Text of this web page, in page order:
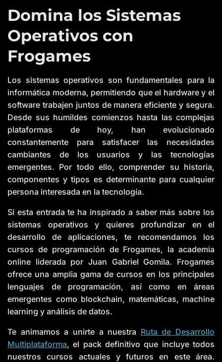
Domina los Sistemas
Operativos con
Frogames
Los sistemas operativos son fundamentales para la
informática moderna, permitiendo que el hardware y el
software trabajen juntos de manera eficiente y segura.
Desde sus humildes comienzos hasta las complejas
plataformas de hoy, han evolucionado
constantemente para satisfacer las necesidades
cambiantes de los usuarios y las tecnologías
emergentes. Por todo ello, comprender su historia,
componentes y tipos es determinante para cualquier
persona interesada en la tecnología.
Si esta entrada te ha inspirado a saber más sobre los
sistemas operativos y quieres profundizar en el
desarrollo de aplicaciones, te recomendamos los
cursos de programación de Frogames, la academia
online liderada por Juan Gabriel Gomila. Frogames
ofrece una amplia gama de cursos en los principales
lenguajes de programación, así como en áreas
emergentes como blockchain, matemáticas, machine
learning y análisis de datos.
Te animamos a unirte a nuestra Ruta de Desarrollo
Multiplataforma, el pack definitivo que incluye todos
nuestros cursos actuales y futuros en este área.